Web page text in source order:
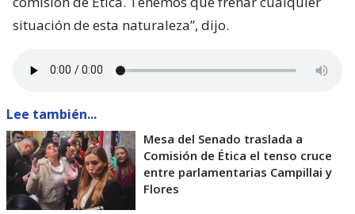
situación de esta naturaleza”, dijo.
Lee también...
Mesa del Senado traslada a
Comisión de Ética el tenso cruce
entre parlamentarias Campillai y
Flores